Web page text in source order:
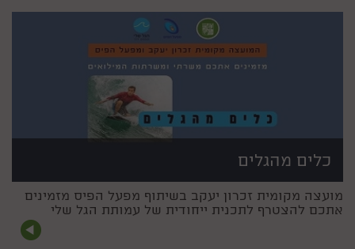
כלים מהגלים
מועצה מקומית זכרון יעקב בשיתוף מפעל הפיס מזמינים
אתכם להצטרף לתכנית ייחודית של עמותת הגל שלי